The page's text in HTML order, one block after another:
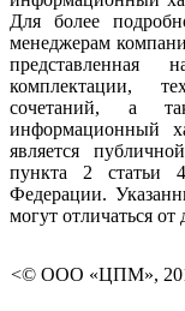
Для более
менеджерам
представленная
комплектации,
сочетаний, а
информационный
является
пункта 2 статьи
Федерации.
могут отличаться
<© ООО «ЦПМ»,